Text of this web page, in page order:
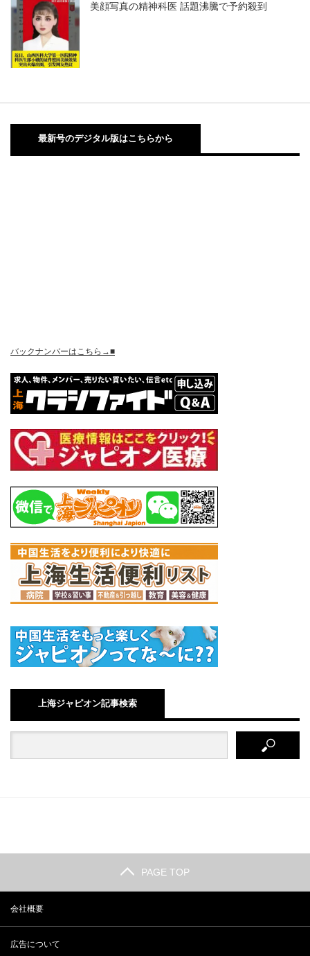
美顔写真の精神科医 話題沸騰で予約殺到
最新号のデジタル版はこちらから
バックナンバーはこちら→■
上海ジャピオン記事検索
PAGE TOP
会社概要
広告について